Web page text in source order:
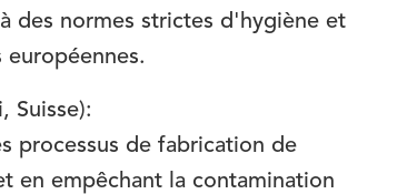
des normes strictes d'hygiène et
Suisse):
processus de fabrication de
en empêchant la contamination